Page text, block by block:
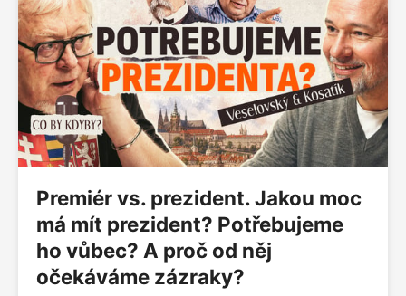
Premiér vs. prezident. Jakou moc
má mít prezident? Potřebujeme
ho vůbec? A proč od něj
očekáváme zázraky?